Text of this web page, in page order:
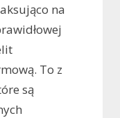
na
To z
są